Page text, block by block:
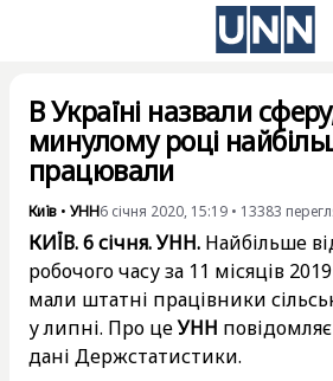
В Україні назвали
минулому році
працювали
Київ • УНН6 січня 2020, 15:19 • 13383
КИЇВ. 6 січня. УНН. Найбільше
робочого часу за 11 місяців
мали штатні працівники
у липні. Про цеУНН
дані Держстатистики.